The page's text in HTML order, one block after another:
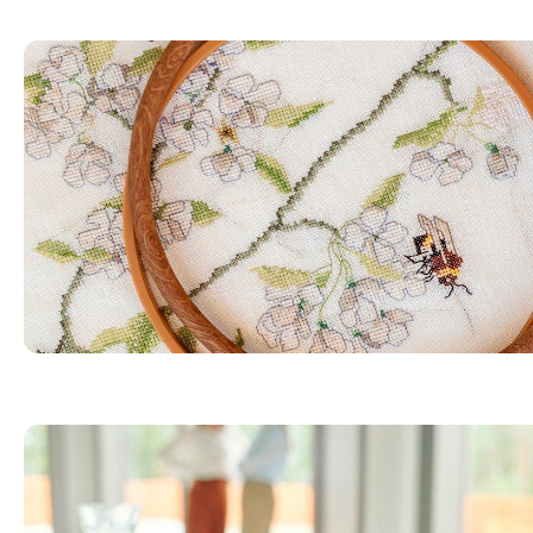
Bordado em toalha de mesa: aprenda quatro técnicas!